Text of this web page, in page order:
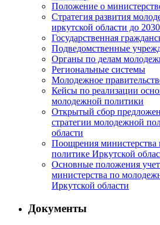
Положение о
Стратегия развития
иркутской области до
Государственная
Подведомственные
Органы по делам
Региональные системы
Молодежное
Кейсы по реализации
молодежной политики
Открытый сбор
стратегии молодежной
области
Поощрения
политике Иркутской
Основные положения
министерства по
Иркутской области
Документы